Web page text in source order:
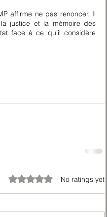
affirme ne pas renoncer. Il
justice et la mémoire des
face à ce qu’il considère
Rated 0 out of 5 stars.No ratings yet